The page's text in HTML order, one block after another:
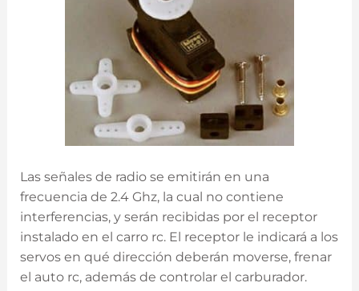
Las señales de radio se emitirán en una
frecuencia de 2.4 Ghz, la cual no contiene
interferencias, y serán recibidas por el receptor
instalado en el carro rc. El receptor le indicará a los
servos en qué dirección deberán moverse, frenar
el auto rc, además de controlar el carburador.